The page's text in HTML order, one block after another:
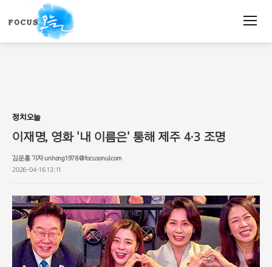
주
정치오늘
이재명, 영화 '내 이름은' 통해 제주 4·3 조명
김운홍 기자 unhong1978@focusonul.com
2026-04-16 13:11